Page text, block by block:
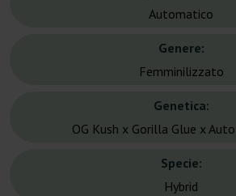
Automatico
Genere:
Femminilizzato
Genetica:
OG Kush x Gorilla Glue x
Specie:
Hybrid